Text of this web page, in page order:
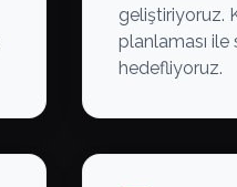
geliştiriyoruz.
planlaması
hedefliyoruz.